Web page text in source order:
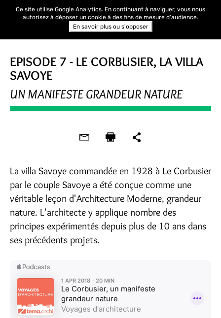
EPISODE 7 - LE CORBUSIER, LA VILLA
SAVOYE
UN MANIFESTE GRANDEUR NATURE
La villa Savoye commandée en 1928 à Le Corbusier
par le couple Savoye a été conçue comme une
véritable leçon d'Architecture Moderne, grandeur
nature. L'architecte y applique nombre des
principes expérimentés depuis plus de 10 ans dans
ses précédents projets.
Ce site utilise Google Analytics. En continuant à naviguer, vous nous
autorisez à déposer un cookie à des fins de mesure d'audience.
En savoir plus ou s'opposer